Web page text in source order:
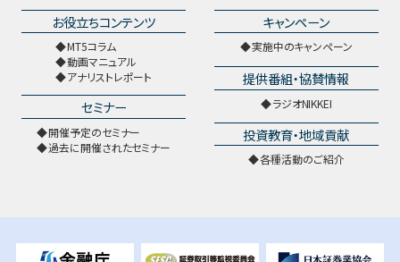
お役立ちコンテンツ
MT5コラム
動画マニュアル
アナリストレポート
セミナー
開催予定のセミナー
過去に開催されたセミナー
キャンペーン
実施中のキャンペーン
提供番組・協賛情報
ラジオNIKKEI
投資教育・地域貢献
各種活動のご紹介